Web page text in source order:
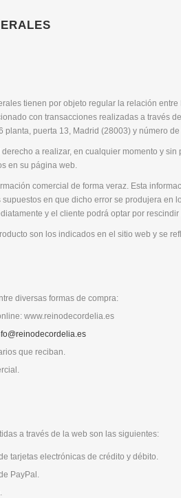
tienen por objeto regular la relación
con transacciones realizadas a través
planta, puerta 13, Madrid (28003) y número
a realizar, en cualquier momento y
en su página web.
comercial de forma veraz. Esta
en que dicho error se produjera
y el cliente podrá optar por
son los indicados en el sitio web y se
diversas formas de compra:
www.reinodecordelia.es
que reciban.
a través de la web son las siguientes:
tarjetas electrónicas de crédito y débito.
PayPal.